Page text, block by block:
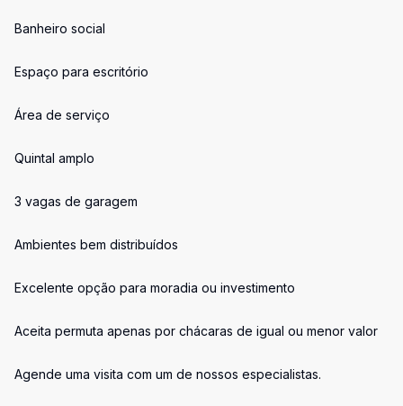
Banheiro social
Espaço para escritório
Área de serviço
Quintal amplo
3 vagas de garagem
Ambientes bem distribuídos
Excelente opção para moradia ou investimento
Aceita permuta apenas por chácaras de igual ou menor valor
Agende uma visita com um de nossos especialistas.